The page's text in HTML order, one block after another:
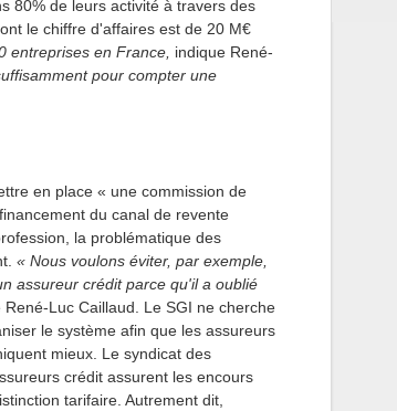
80% de leurs activité à travers des
le chiffre d'affaires est de 20 M€
entreprises en France, indique René-
pour compter une
en place « une commission de
du canal de revente
la problématique des
« Nous voulons éviter, par exemple,
assureur crédit parce qu'il a oublié
René-Luc Caillaud. Le SGI ne cherche
le système afin que les assureurs
mieux. Le syndicat des
crédit assurent les encours
tarifaire. Autrement dit,